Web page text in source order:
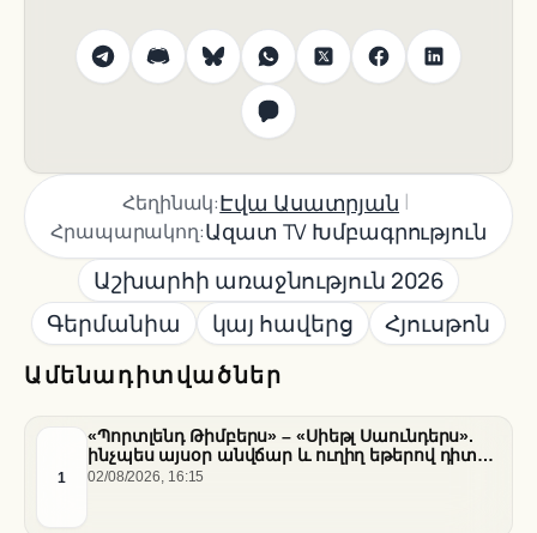
Ամենադիտվածներ
1
«Պորտլենդ Թիմբերս» – «Սիեթլ Սաունդերս».
ինչպես այսօր անվճար և ուղիղ եթերով դիտել
հանդիպումը
02/08/2026, 16:15
Հեղինակ:Էվա Ասատրյան |
Հրապարակող:Ազատ TV Խմբագրություն
Աշխարհի առաջնություն 2026
Գերմանիա
կայ հավերց Հյուսթոն